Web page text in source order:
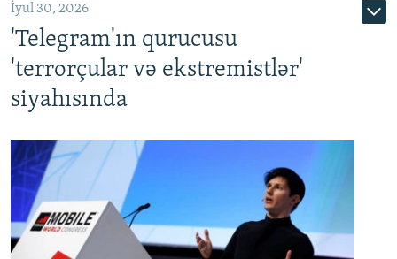
İyul 30, 2026
'Telegram'ın qurucusu
'terrorçular və ekstremistlər'
siyahısında